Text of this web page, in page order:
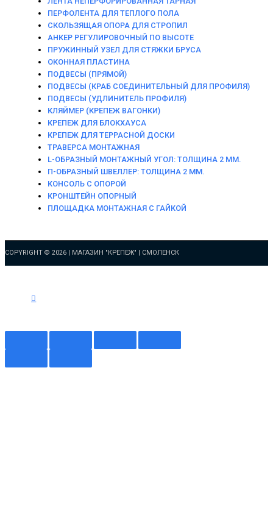
ПЕРФОЛЕНТА ДЛЯ ТЕПЛОГО ПОЛА
СКОЛЬЗЯЩАЯ ОПОРА ДЛЯ СТРОПИЛ
АНКЕР РЕГУЛИРОВОЧНЫЙ ПО ВЫСОТЕ
ПРУЖИННЫЙ УЗЕЛ ДЛЯ СТЯЖКИ БРУСА
ОКОННАЯ ПЛАСТИНА
ПОДВЕСЫ (ПРЯМОЙ)
ПОДВЕСЫ (КРАБ СОЕДИНИТЕЛЬНЫЙ ДЛЯ ПРОФИЛЯ)
ПОДВЕСЫ (УДЛИНИТЕЛЬ ПРОФИЛЯ)
КЛЯЙМЕР (КРЕПЕЖ ВАГОНКИ)
КРЕПЕЖ ДЛЯ БЛОКХАУСА
КРЕПЕЖ ДЛЯ ТЕРРАСНОЙ ДОСКИ
ТРАВЕРСА МОНТАЖНАЯ
L-ОБРАЗНЫЙ МОНТАЖНЫЙ УГОЛ: ТОЛЩИНА 2 ММ.
П-ОБРАЗНЫЙ ШВЕЛЛЕР: ТОЛЩИНА 2 ММ.
КОНСОЛЬ С ОПОРОЙ
КРОНШТЕЙН ОПОРНЫЙ
ПЛОЩАДКА МОНТАЖНАЯ С ГАЙКОЙ
COPYRIGHT © 2026 | МАГАЗИН "КРЕПЕЖ" | СМОЛЕНСК